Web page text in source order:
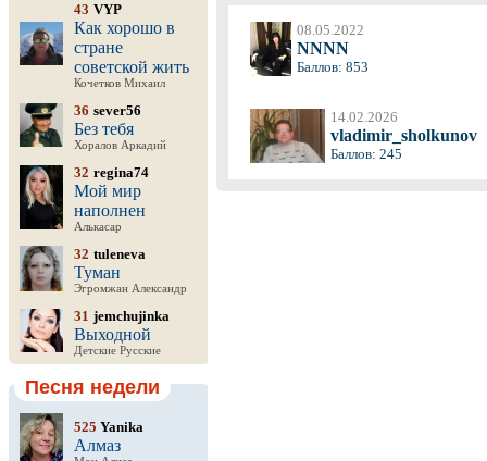
43 VYP
Как хорошо в
стране
советской жить
Кочетков Михаил
36 sever56
Без тебя
Хоралов Аркадий
32 regina74
Мой мир
наполнен
Алькасар
32 tuleneva
Туман
Эгромжан Александр
31 jemchujinka
Выходной
Детские Русские
Песня недели
525 Yanika
Алмаз
08.05.2022
NNNN
Баллов: 853
14.02.2026
vladimir_sholkunov
Баллов: 245